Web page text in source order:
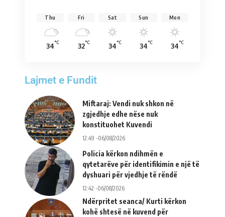
Thu
34°C
Fri
32°C
Sat
34°C
Sun
34°C
Mon
34°C
Lajmet e Fundit
Miftaraj: Vendi nuk shkon në
zgjedhje edhe nëse nuk
konstituohet Kuvendi
12:49 -06/08/2026
Policia kërkon ndihmën e
qytetarëve për identifikimin e një të
dyshuari për vjedhje të rëndë
12:42 -06/08/2026
Ndërpritet seanca/ Kurti kërkon
kohë shtesë në kuvend për